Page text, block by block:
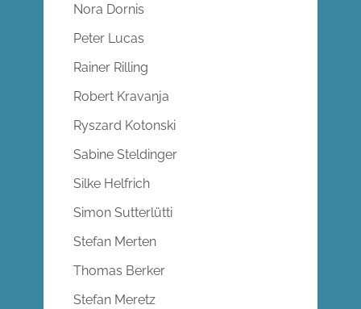
Nora Dornis
Peter Lucas
Rainer Rilling
Robert Kravanja
Ryszard Kotonski
Sabine Steldinger
Silke Helfrich
Simon Sutterlütti
Stefan Merten
Thomas Berker
Stefan Meretz